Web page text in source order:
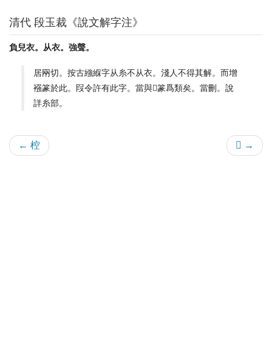
清代 段玉裁《說文解字注》
負兒衣。从衣。強聲。
居㒳切。按古繈緥字从糸不从衣。淺人不得其解。而增
襁篆於此。叚令許有此字。當與𧝐篆爲類矣。當刪。說
詳糸部。
← 椌 𡸤 →